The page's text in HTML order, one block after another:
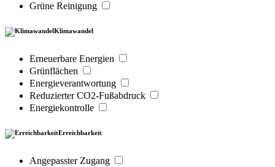
Grüne Reinigung
Klimawandel
Erneuerbare Energien
Grünflächen
Energieverantwortung
Reduzierter CO2-Fußabdruck
Energiekontrolle
Erreichbarkeit
Angepasster Zugang